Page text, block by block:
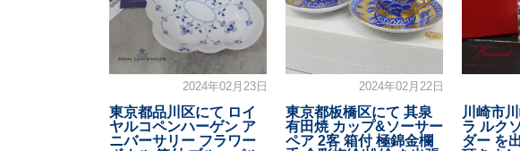
2024年02月23日
東京都品川区にて ロイ
ヤルコペンハーゲン ア
ニバーサリー フラワー
2024年02月22日
東京都板橋区にて 其泉
有田焼 カップ&ソーサー
ペア 2客 箱付 極錦金欄
川崎市
ラ ルク
ダー を